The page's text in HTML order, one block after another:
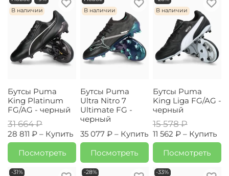
В наличии
Бутсы Puma
King Platinum
FG/AG - черный
31 664 ₽
28 811 ₽ – Купить
Посмотреть
В наличии
Бутсы Puma
Ultra Nitro 7
Ultimate FG -
черный
35 077 ₽ – Купить
Посмотреть
В наличии
Бутсы Puma
King Liga FG/AG -
черный
15 578 ₽
11 562 ₽ – Купить
Посмотреть
-31%
-28%
-33%